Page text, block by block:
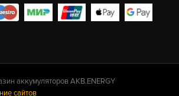
аккумуляторов AKB.ENERGY
сайтов